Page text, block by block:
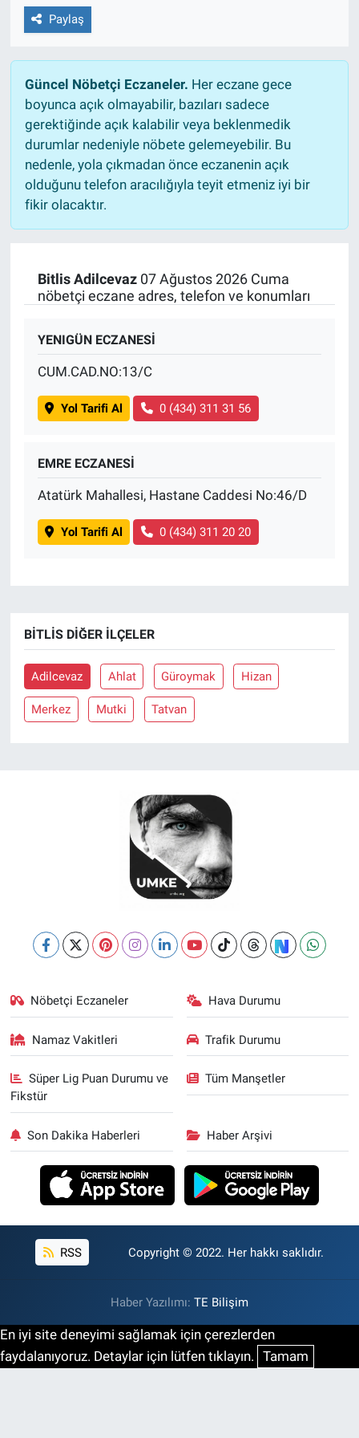
Paylaş
Güncel Nöbetçi Eczaneler. Her eczane gece
boyunca açık olmayabilir, bazıları sadece
gerektiğinde açık kalabilir veya beklenmedik
durumlar nedeniyle nöbete gelemeyebilir. Bu
nedenle, yola çıkmadan önce eczanenin açık
olduğunu telefon aracılığıyla teyit etmeniz iyi bir
fikir olacaktır.
Bitlis Adilcevaz07 Ağustos 2026 Cuma
nöbetçi eczane adres, telefon ve konumları
YENIGÜN ECZANESİ
CUM.CAD.NO:13/C
Yol Tarifi Al 0 (434) 311 31 56
EMRE ECZANESİ
Atatürk Mahallesi, Hastane Caddesi No:46/D
Yol Tarifi Al 0 (434) 311 20 20
BITLIS DIĞER İLÇELER
Adilcevaz Ahlat Güroymak Hizan
Merkez Mutki Tatvan
Nöbetçi Eczaneler Hava Durumu
Namaz Vakitleri Trafik Durumu
Süper Lig Puan Durumu ve
Fikstür
Tüm Manşetler
Son Dakika Haberleri Haber Arşivi
RSS Copyright © 2022. Her hakkı saklıdır.
Haber Yazılımı: TE Bilişim
En iyi site deneyimi sağlamak için çerezlerden
faydalanıyoruz. Detaylar için lütfen tıklayın. Tamam